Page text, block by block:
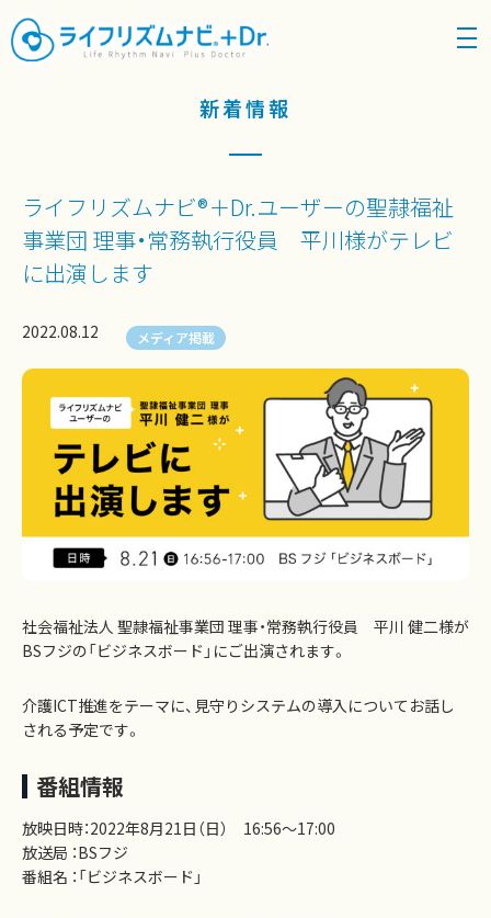
density_medium
新着情報
ライフリズムナビ®＋Dr.ユーザーの聖隷福祉
事業団 理事・常務執行役員 平川様がテレビ
に出演します
2022.08.12 メディア掲載
社会福祉法人 聖隷福祉事業団 理事・常務執行役員 平川 健二様が
BSフジの「ビジネスボード」にご出演されます。
介護ICT推進をテーマに、見守りシステムの導入についてお話し
される予定です。
番組情報
放映日時：2022年8月21日（日） 16:56～17:00
放送局 ：BSフジ
番組名 ：「ビジネスボード」